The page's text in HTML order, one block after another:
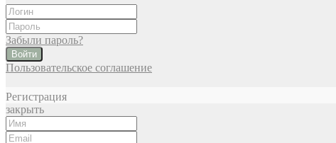
Забыли пароль?
Войти
Пользовательское соглашение
Регистрация
закрыть